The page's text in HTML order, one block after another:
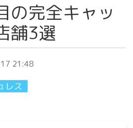
の完全キャッ
舗3選
21:48
レス